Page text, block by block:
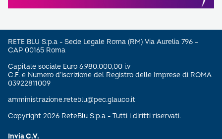
RETE BLU S.p.a - Sede Legale Roma (RM) Via Aurelia 796 –
CAP 00165 Roma
Capitale sociale Euro 6.980.000,00 i.v
C.F. e Numero d’iscrizione del Registro delle Imprese di ROMA
03922811009
amministrazione.reteblu@pec.glauco.it
Copyright 2026 ReteBlu S.p.a - Tutti i diritti riservati.
Invia C.V.